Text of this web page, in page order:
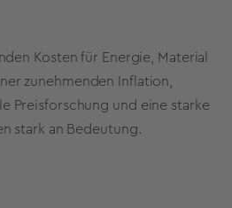
Kosten für Energie, Material
zunehmenden Inflation,
Preisforschung und eine starke
stark an Bedeutung.